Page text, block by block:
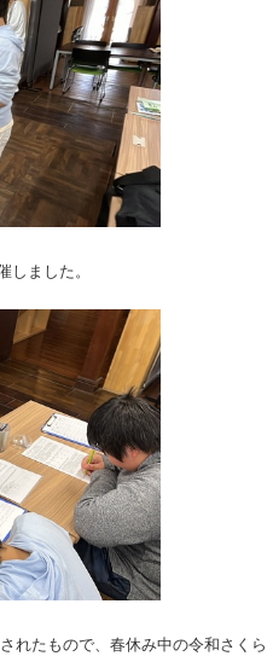
ました。
れたもので、春休み中の令和さくら